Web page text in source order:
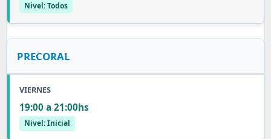
Nivel: Todos
PRECORAL
VIERNES
19:00 a 21:00hs
Nivel: Inicial